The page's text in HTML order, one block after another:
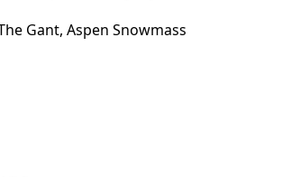
Gant, Aspen Snowmass